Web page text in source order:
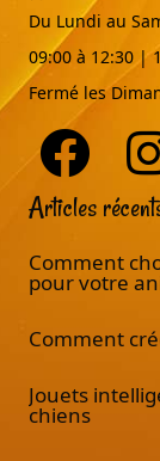
Du Lundi au
09:00 à 12:30 |
Fermé les
Articles
Comment
pour votre
Comment
Jouets
chiens